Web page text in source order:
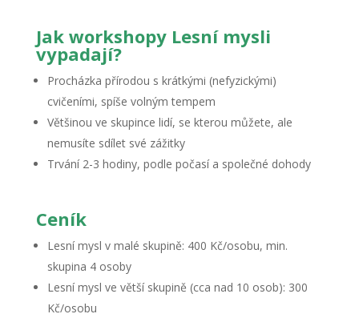
Jak workshopy Lesní mysli
vypadají?
Procházka přírodou s krátkými (nefyzickými)
cvičeními, spíše volným tempem
Většinou ve skupince lidí, se kterou můžete, ale
nemusíte sdílet své zážitky
Trvání 2-3 hodiny, podle počasí a společné dohody
Ceník
Lesní mysl v malé skupině: 400 Kč/osobu, min.
skupina 4 osoby
Lesní mysl ve větší skupině (cca nad 10 osob): 300
Kč/osobu